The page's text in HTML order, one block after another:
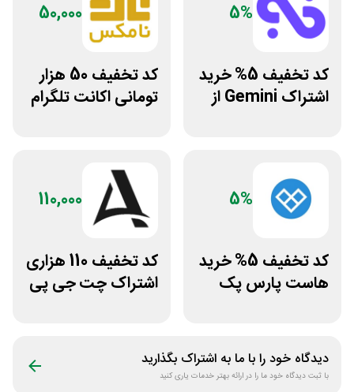
5%
کد تخفیف 5% خرید
اشتراک Gemini از
50,000
کد تخفیف 50 هزار
تومانی اکانت تلگرام
5%
کد تخفیف 5% خرید
هاست پارس پک
110,000
کد تخفیف 110 هزاری
اشتراک چت جی پی
دیدگاه خود را با ما به اشتراک بگذارید
با ثبت دیدگاه خود ما را در ارائه بهتر خدمات یاری کنید